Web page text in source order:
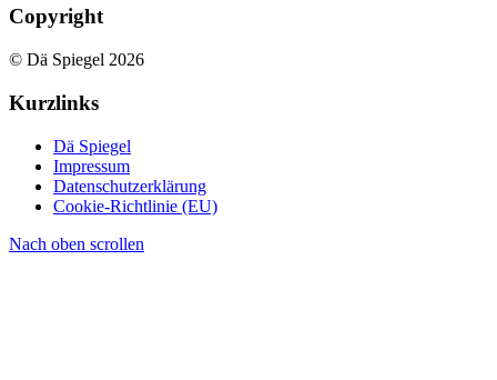
Copyright
© Dä Spiegel 2026
Kurzlinks
Dä Spiegel
Impressum
Datenschutzerklärung
Cookie-Richtlinie (EU)
Nach oben scrollen